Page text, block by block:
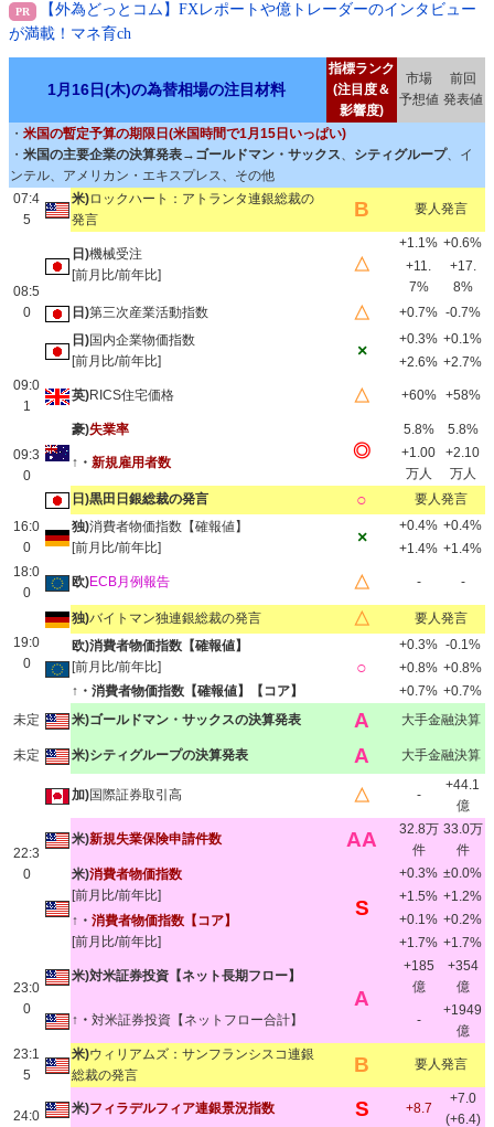
【外為どっとコム】FXレポートや億トレーダーのインタビュー
が満載！マネ育ch
1月16日(木)の為替相場の注目材料
指標ランク
(注目度＆
影響度)
市場
予想値
前回
発表値
・ 米国の暫定予算の期限日(米国時間で1月15日いっぱい)
・ 米国の主要企業の決算発表→ ゴールドマン・サックス、 シティグループ、イ
ンテル、アメリカン・エキスプレス、その他
07:4
5
米)ロックハート：アトランタ連銀総裁の
発言
B 要人発言
08:5
0
日)機械受注
[前月比/前年比]
△
+1.1% +0.6%
+11.
7%
+17.
8%
日)第三次産業活動指数 △ +0.7% -0.7%
日)国内企業物価指数
[前月比/前年比]
×
+0.3% +0.1%
+2.6% +2.7%
09:0
1
英)RICS住宅価格 △ +60% +58%
09:3
0
豪)失業率
◎
5.8% 5.8%
↑・ 新規雇用者数
+1.00
万人
+2.10
万人
日)黒田日銀総裁の発言
○
要人発言
16:0
0
独)消費者物価指数【確報値】
[前月比/前年比]
×
+0.4% +0.4%
+1.4% +1.4%
18:0
0
欧)ECB月例報告 △ - -
19:0
0
独)バイトマン独連銀総裁の発言 △
要人発言
欧)消費者物価指数【確報値】
[前月比/前年比]
○
+0.3% -0.1%
+0.8% +0.8%
↑・消費者物価指数【確報値】【コア】
+0.7% +0.7%
未定
米)ゴールドマン・サックスの決算発表 A 大手金融決算
未定 米)シティグループの決算発表 A 大手金融決算
22:3
0
加)国際証券取引高 △ -
+44.1
億
米)新規失業保険申請件数 AA
32.8万
件
33.0万
件
米)消費者物価指数
[前月比/前年比]
S
+0.3% ±0.0%
+1.5% +1.2%
↑・ 消費者物価指数【コア】
[前月比/前年比]
+0.1% +0.2%
+1.7% +1.7%
23:0
0
米)対米証券投資【ネット長期フロー】
A
+185
億
+354
億
↑・ 対米証券投資【ネットフロー合計】 -
+1949
億
23:1
5
米)ウィリアムズ：サンフランシスコ連銀
総裁の発言
B 要人発言
24:0
米)フィラデルフィア連銀景況指数 S +8.7
+7.0
(+6.4)